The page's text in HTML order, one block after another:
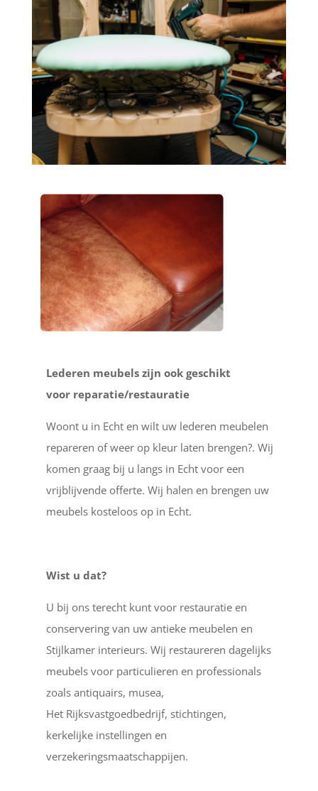
Lederen meubels zijn ook geschikt
voor reparatie/restauratie
Woont u in Echt en wilt uw lederen meubelen
repareren of weer op kleur laten brengen?. Wij
komen graag bij u langs in Echt voor een
vrijblijvende offerte. Wij halen en brengen uw
meubels kosteloos op in Echt.
Wist u dat?
U bij ons terecht kunt voor restauratie en
conservering van uw antieke meubelen en
Stijlkamer interieurs. Wij restaureren dagelijks
meubels voor particulieren en professionals
zoals antiquairs, musea,
Het Rijksvastgoedbedrijf, stichtingen,
kerkelijke instellingen en
verzekeringsmaatschappijen.